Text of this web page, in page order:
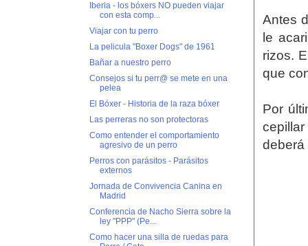
Antes
le
rizos.
que
Por
deberá
Iberia - los bóxers NO pueden viajar
con esta comp...
Viajar con tu perro
La pelicula "Boxer Dogs" de 1961
Bañar a nuestro perro
Consejos si tu perr@ se mete en una
pelea
El Bóxer - Historia de la raza bóxer
Las perreras no son protectoras
Como entender el comportamiento
agresivo de un perro
Perros con parásitos - Parásitos
externos
Jornada de Convivencia Canina en
Madrid
Conferencia de Nacho Sierra sobre la
ley "PPP" (Pe...
Como hacer una silla de ruedas para